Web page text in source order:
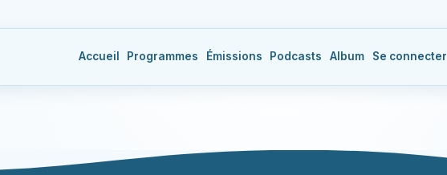
Accueil Programmes Émissions Podcasts Album Se connecter